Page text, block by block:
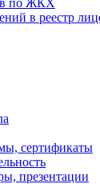
по ЖКХ
в реестр
сертификаты
презентации